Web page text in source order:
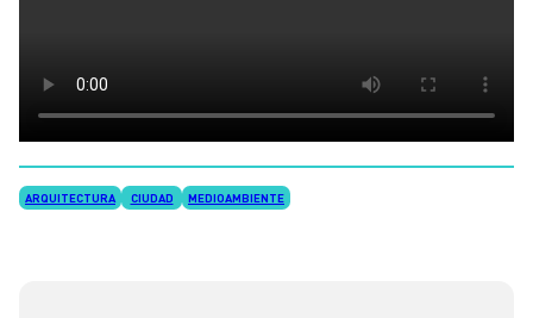
ARQUITECTURA CIUDAD MEDIOAMBIENTE